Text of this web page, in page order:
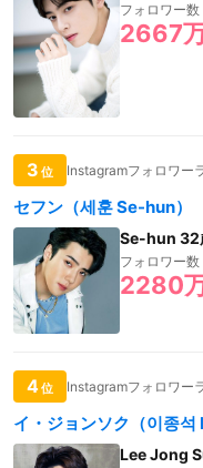
フォロワー数
2667
3 位 Instagramフォロワー
セフン（세훈 Se-hun）
Se-hun 32
フォロワー数
2280
4位 Instagramフォロワー
イ・ジョンソク（이종석
Lee Jong